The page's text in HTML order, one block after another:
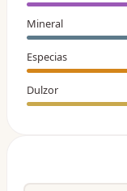
Mineral
Especias
Dulzor